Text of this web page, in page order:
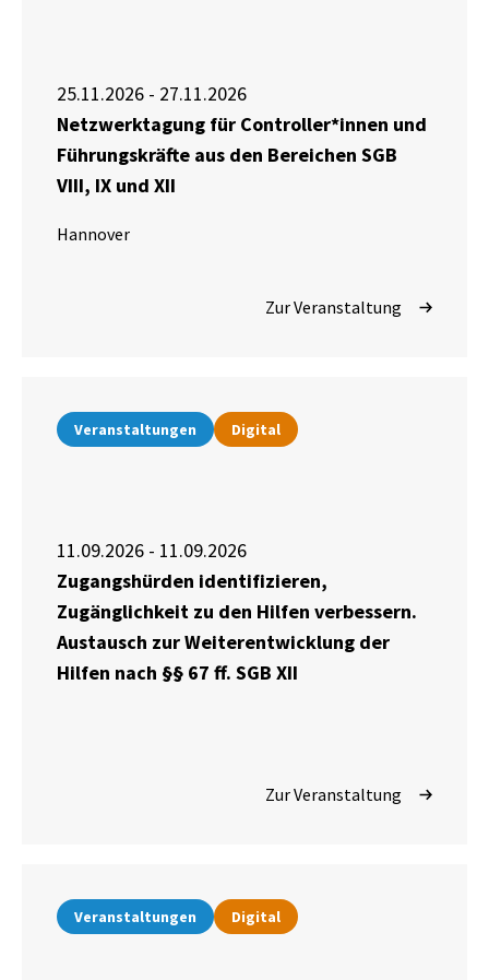
25.11.2026 - 27.11.2026
Netzwerktagung für Controller*innen und
Führungskräfte aus den Bereichen SGB
VIII, IX und XII
Hannover
Zur Veranstaltung
Veranstaltungen Digital
11.09.2026 - 11.09.2026
Zugangshürden identifizieren,
Zugänglichkeit zu den Hilfen verbessern.
Austausch zur Weiterentwicklung der
Hilfen nach §§ 67 ff. SGB XII
Zur Veranstaltung
Veranstaltungen Digital